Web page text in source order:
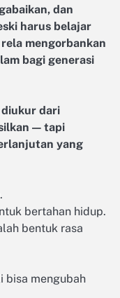
dan
harus belajar
mengorbankan
bagi generasi
dari
— tapi
yang
bertahan hidup.
bentuk rasa
bisa mengubah